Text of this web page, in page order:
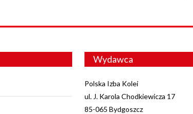
Wydawca
Polska Izba Kolei
ul. J. Karola Chodkiewicza 17
85-065 Bydgoszcz